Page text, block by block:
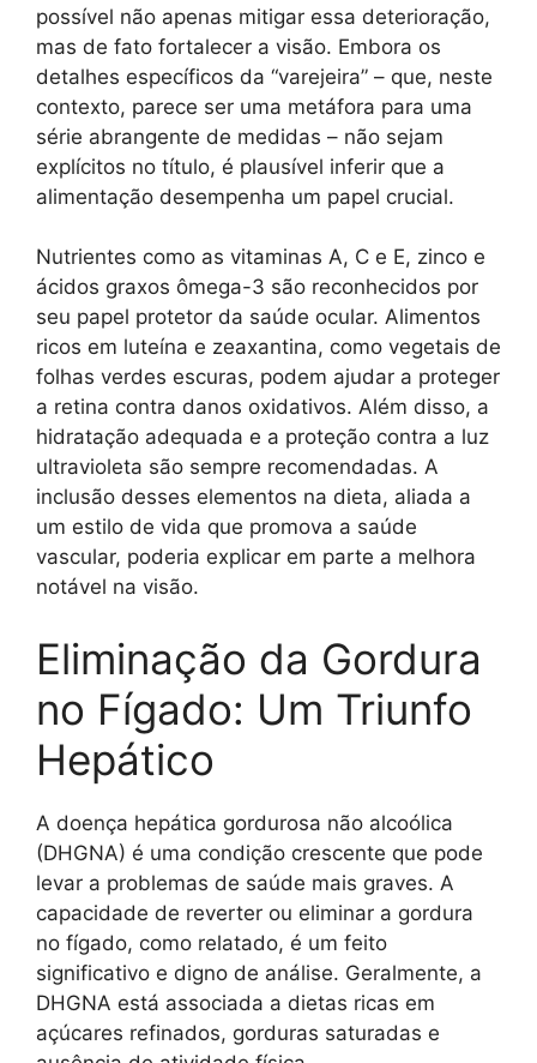
possível não apenas mitigar essa deterioração,
mas de fato fortalecer a visão. Embora os
detalhes específicos da “varejeira” – que, neste
contexto, parece ser uma metáfora para uma
série abrangente de medidas – não sejam
explícitos no título, é plausível inferir que a
alimentação desempenha um papel crucial.
Nutrientes como as vitaminas A, C e E, zinco e
ácidos graxos ômega-3 são reconhecidos por
seu papel protetor da saúde ocular. Alimentos
ricos em luteína e zeaxantina, como vegetais de
folhas verdes escuras, podem ajudar a proteger
a retina contra danos oxidativos. Além disso, a
hidratação adequada e a proteção contra a luz
ultravioleta são sempre recomendadas. A
inclusão desses elementos na dieta, aliada a
um estilo de vida que promova a saúde
vascular, poderia explicar em parte a melhora
notável na visão.
Eliminação da Gordura
no Fígado: Um Triunfo
Hepático
A doença hepática gordurosa não alcoólica
(DHGNA) é uma condição crescente que pode
levar a problemas de saúde mais graves. A
capacidade de reverter ou eliminar a gordura
no fígado, como relatado, é um feito
significativo e digno de análise. Geralmente, a
DHGNA está associada a dietas ricas em
açúcares refinados, gorduras saturadas e